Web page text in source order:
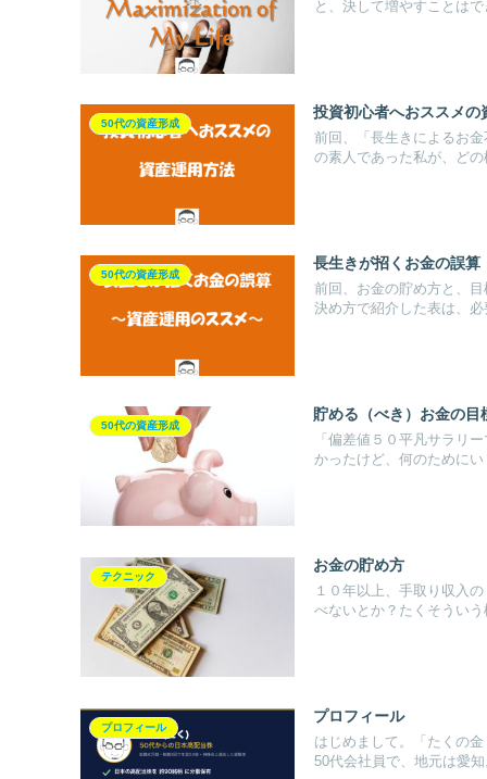
と、決して増やすことは
50代の資産形成
投資初心者へおススメの
前回、「長生きによるお
の素人であった私が、ど
50代の資産形成
長生きが招くお金の誤
前回、お金の貯め方と、
決め方で紹介した表は、
50代の資産形成
貯める（べき）お金の目
「偏差値５０平凡サラリ
かったけど、何のために
テクニック
お金の貯め方
１０年以上、手取り収入
べないとか？たくそうい
プロフィール
プロフィール
はじめまして。「たくの
50代会社員で、地元は愛